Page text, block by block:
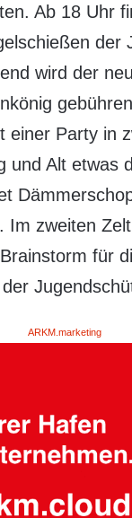
Ab 18 Uhr
der
wird der
einer Party in
und Alt etwas
Im zweiten
für
ARKM.marketing